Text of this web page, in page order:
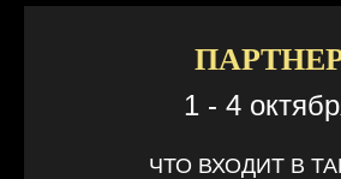
1 - 4
ЧТО ВХОДИТ В